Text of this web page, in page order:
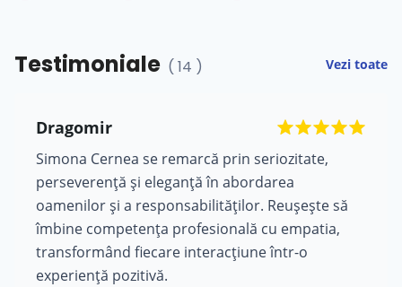
Testimoniale ( 14 ) Vezi toate
Dragomir
Simona Cernea se remarcă prin seriozitate,
perseverență și eleganță în abordarea
oamenilor și a responsabilităților. Reușește să
îmbine competența profesională cu empatia,
transformând fiecare interacțiune într-o
experiență pozitivă.